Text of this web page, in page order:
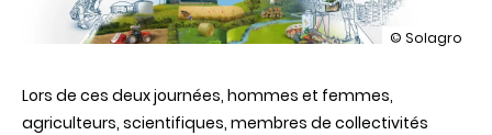
illustration
© Solagro
Lors de ces deux journées, hommes et femmes,
agriculteurs, scientifiques, membres de collectivités